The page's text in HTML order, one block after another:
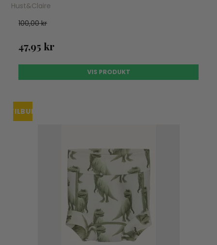
Hust&Claire
100,00 kr
47,95 kr
VIS PRODUKT
TILBUD